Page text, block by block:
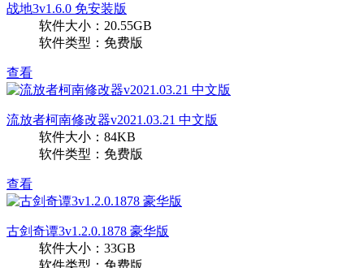
战地3v1.6.0 免安装版
软件大小：20.55GB
软件类型：免费版
查看
流放者柯南修改器v2021.03.21 中文版
软件大小：84KB
软件类型：免费版
查看
古剑奇谭3v1.2.0.1878 豪华版
软件大小：33GB
软件类型：免费版